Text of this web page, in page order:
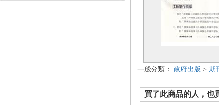
一般分類： 政府出版 > 期
買了此商品的人，也